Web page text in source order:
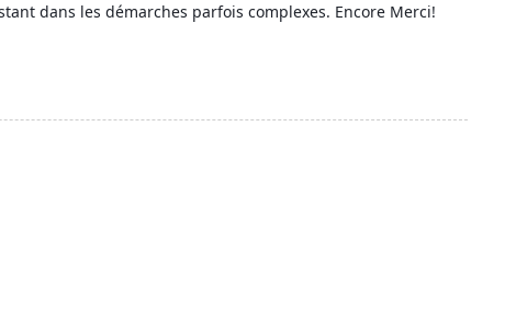
dans les démarches parfois complexes. Encore Merci!